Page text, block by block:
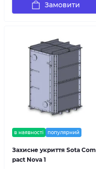
Замовити
в наявності популярний
Захисне укриття Sota Com
pact Nova 1